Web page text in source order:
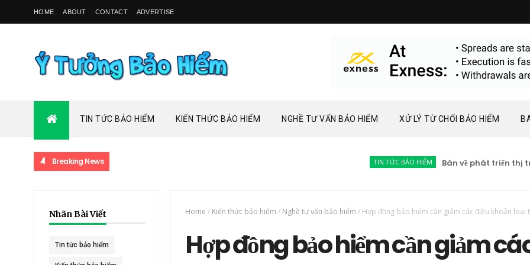
HOME ABOUT CONTACT ADVERTISE
TIN TỨC BẢO HIỂM KIẾN THỨC BẢO HIỂM NGHỀ TƯ VẤN BẢO HIỂM XỬ LÝ TỪ CHỐI BẢO HIỂM
Breaking News TIN TỨC BẢO HIỂM Bàn về phát triển thị trường
Nhãn Bài Viết
Tin tức bảo hiểm
Home / Kiến thức bảo hiểm / Nghề tư vấn bảo hiểm / Hợp đồng bảo hiểm cần giảm các điều khoản loại
Hợp đồng bảo hiểm cần giảm